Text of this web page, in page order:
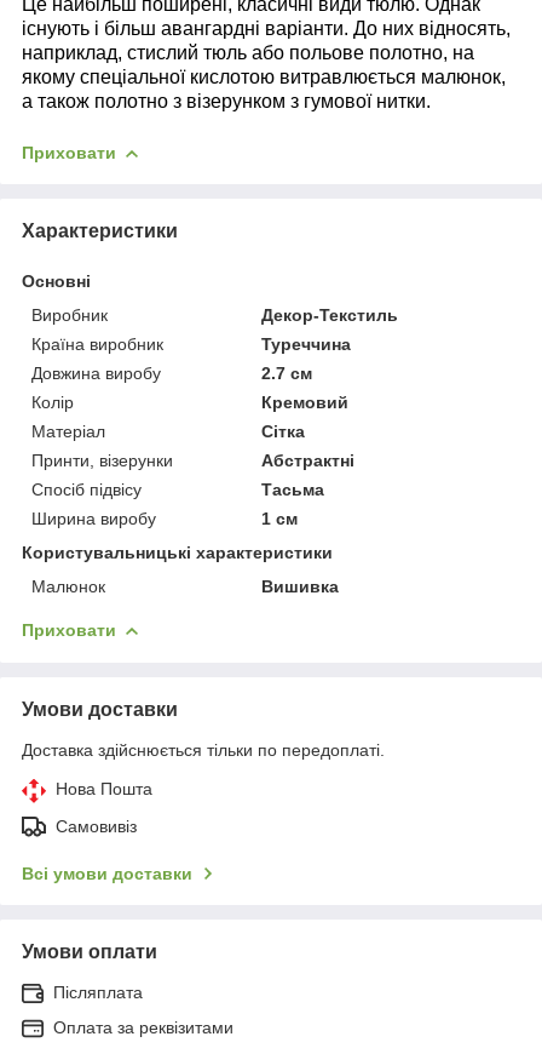
Це найбільш поширені, класичні види тюлю. Однак
існують і більш авангардні варіанти. До них відносять,
наприклад, стислий тюль або польове полотно, на
якому спеціальної кислотою витравлюється малюнок,
а також полотно з візерунком з гумової нитки.
Приховати
Характеристики
Основні
Виробник
Декор-Текстиль
Країна виробник
Туреччина
Довжина виробу
2.7 см
Колір
Кремовий
Матеріал
Сітка
Принти, візерунки
Абстрактні
Спосіб підвісу
Тасьма
Ширина виробу
1 см
Користувальницькі характеристики
Малюнок
Вишивка
Приховати
Умови доставки
Доставка здійснюється тільки по передоплаті.
Нова Пошта
Самовивіз
Всі умови доставки
Умови оплати
Післяплата
Оплата за реквізитами